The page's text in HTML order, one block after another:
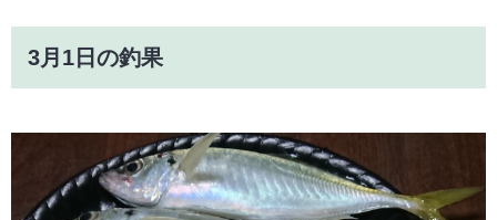
3月1日の釣果